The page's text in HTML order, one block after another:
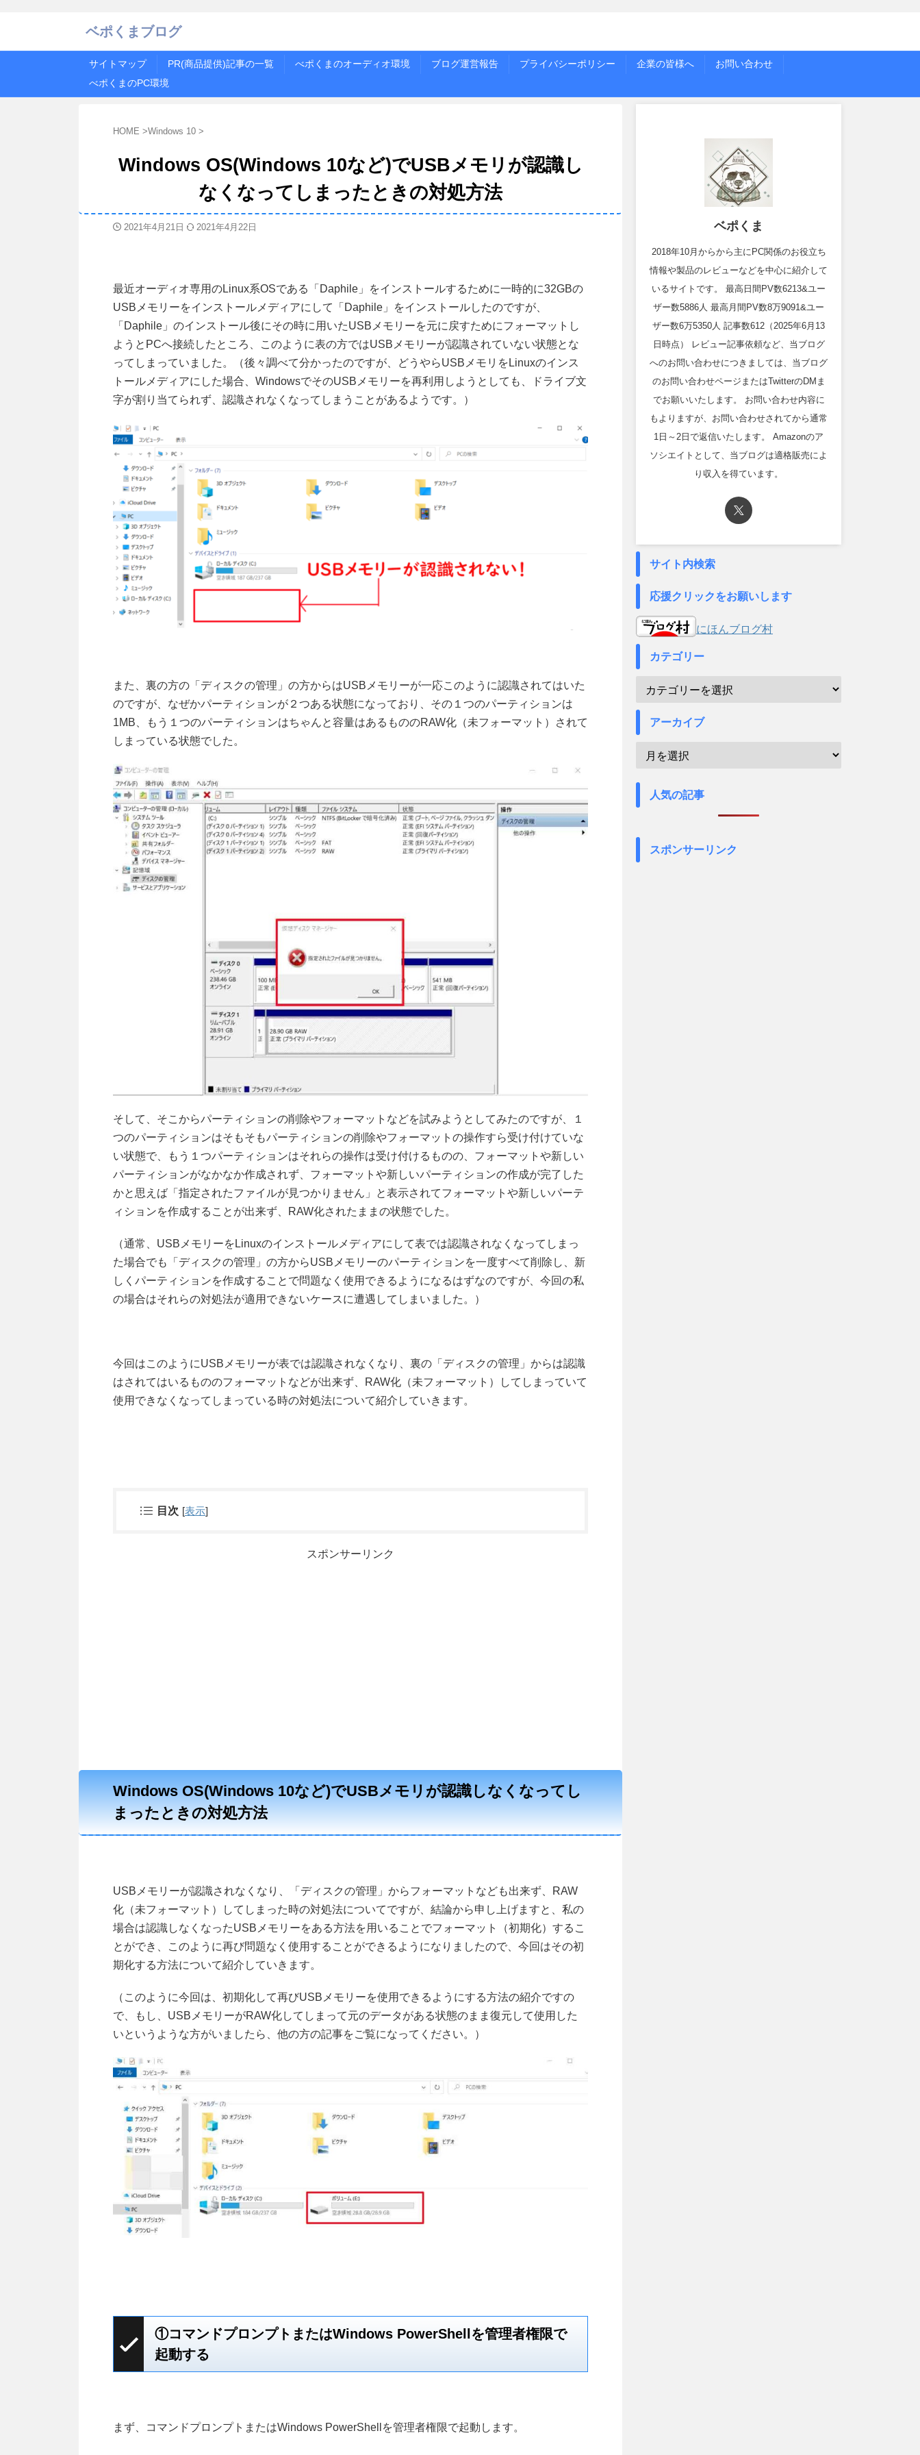
ベポくまブログ
サイトマップ PR(商品提供)記事の一覧 べポくまのオーディオ環境 ブログ運営報告 プライバシーポリシー 企業の皆様へ
お問い合わせ
べポくまのPC環境
HOME >Windows 10 >
Windows OS(Windows 10など)でUSBメモリが認識し
なくなってしまったときの対処方法
2021年4月21日 2021年4月22日
最近オーディオ専用のLinux系OSである「Daphile」をインストールするために一時的に32GBの
USBメモリーをインストールメディアにして「Daphile」をインストールしたのですが、
「Daphile」のインストール後にその時に用いたUSBメモリーを元に戻すためにフォーマットし
ようとPCへ接続したところ、このように表の方ではUSBメモリーが認識されていない状態とな
ってしまっていました。（後々調べて分かったのですが、どうやらUSBメモリをLinuxのインス
トールメディアにした場合、WindowsでそのUSBメモリーを再利用しようとしても、ドライブ文
字が割り当てられず、認識されなくなってしまうことがあるようです。）
また、裏の方の「ディスクの管理」の方からはUSBメモリーが一応このように認識されてはいた
のですが、なぜかパーティションが２つある状態になっており、その１つのパーティションは
1MB、もう１つのパーティションはちゃんと容量はあるもののRAW化（未フォーマット）されて
しまっている状態でした。
そして、そこからパーティションの削除やフォーマットなどを試みようとしてみたのですが、１
つのパーティションはそもそもパーティションの削除やフォーマットの操作すら受け付けていな
い状態で、もう１つパーティションはそれらの操作は受け付けるものの、フォーマットや新しい
パーティションがなかなか作成されず、フォーマットや新しいパーティションの作成が完了した
かと思えば「指定されたファイルが見つかりません」と表示されてフォーマットや新しいパーテ
ィションを作成することが出来ず、RAW化されたままの状態でした。
（通常、USBメモリーをLinuxのインストールメディアにして表では認識されなくなってしまっ
た場合でも「ディスクの管理」の方からUSBメモリーのパーティションを一度すべて削除し、新
しくパーティションを作成することで問題なく使用できるようになるはずなのですが、今回の私
の場合はそれらの対処法が適用できないケースに遭遇してしまいました。）
今回はこのようにUSBメモリーが表では認識されなくなり、裏の「ディスクの管理」からは認識
はされてはいるもののフォーマットなどが出来ず、RAW化（未フォーマット）してしまっていて
使用できなくなってしまっている時の対処法について紹介していきます。
目次 [表示]
スポンサーリンク
Windows OS(Windows 10など)でUSBメモリが認識しなくなってし
まったときの対処方法
USBメモリーが認識されなくなり、「ディスクの管理」からフォーマットなども出来ず、RAW
化（未フォーマット）してしまった時の対処法についてですが、結論から申し上げますと、私の
場合は認識しなくなったUSBメモリーをある方法を用いることでフォーマット（初期化）するこ
とができ、このように再び問題なく使用することができるようになりましたので、今回はその初
期化する方法について紹介していきます。
（このように今回は、初期化して再びUSBメモリーを使用できるようにする方法の紹介ですの
で、もし、USBメモリーがRAW化してしまって元のデータがある状態のまま復元して使用した
いというような方がいましたら、他の方の記事をご覧になってください。）
①コマンドプロンプトまたはWindows PowerShellを管理者権限で
起動する
まず、コマンドプロンプトまたはWindows PowerShellを管理者権限で起動します。
ベポくま
2018年10月からから主にPC関係のお役立ち
情報や製品のレビューなどを中心に紹介して
いるサイトです。 最高日間PV数6213&ユー
ザー数5886人 最高月間PV数8万9091&ユー
ザー数6万5350人 記事数612（2025年6月13
日時点） レビュー記事依頼など、当ブログ
へのお問い合わせにつきましては、当ブログ
のお問い合わせページまたはTwitterのDMま
でお願いいたします。 お問い合わせ内容に
もよりますが、お問い合わせされてから通常
1日～2日で返信いたします。 Amazonのア
ソシエイトとして、当ブログは適格販売によ
り収入を得ています。
サイト内検索
応援クリックをお願いします
にほんブログ村
カテゴリー
アーカイブ
人気の記事
スポンサーリンク